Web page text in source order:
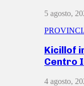
5 agosto,
Kicillof
Centro
4 agosto,